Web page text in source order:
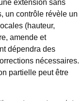
extension sans
un contrôle révèle un
(hauteur,
amende et
dépendra des
nécessaires.
partielle peut être